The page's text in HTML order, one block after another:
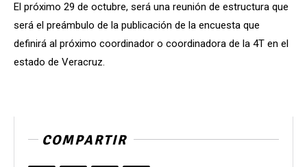
El próximo 29 de octubre, será una reunión de estructura que
será el preámbulo de la publicación de la encuesta que
definirá al próximo coordinador o coordinadora de la 4T en el
estado de Veracruz.
COMPARTIR